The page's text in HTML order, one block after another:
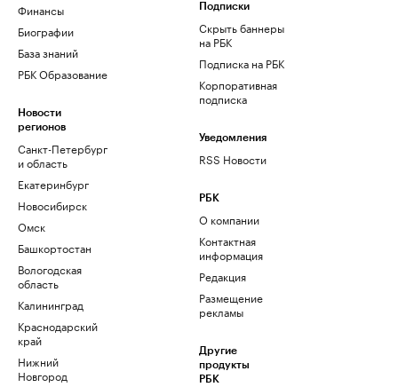
Финансы
Биографии
База знаний
РБК Образование
Новости
регионов
Санкт-Петербург
и область
Екатеринбург
Новосибирск
Омск
Башкортостан
Вологодская
область
Калининград
Краснодарский
край
Нижний
Новгород
Подписки
Скрыть баннеры
на РБК
Подписка на РБК
Корпоративная
подписка
Уведомления
RSS Новости
РБК
О компании
Контактная
информация
Редакция
Размещение
рекламы
Другие
продукты
РБК